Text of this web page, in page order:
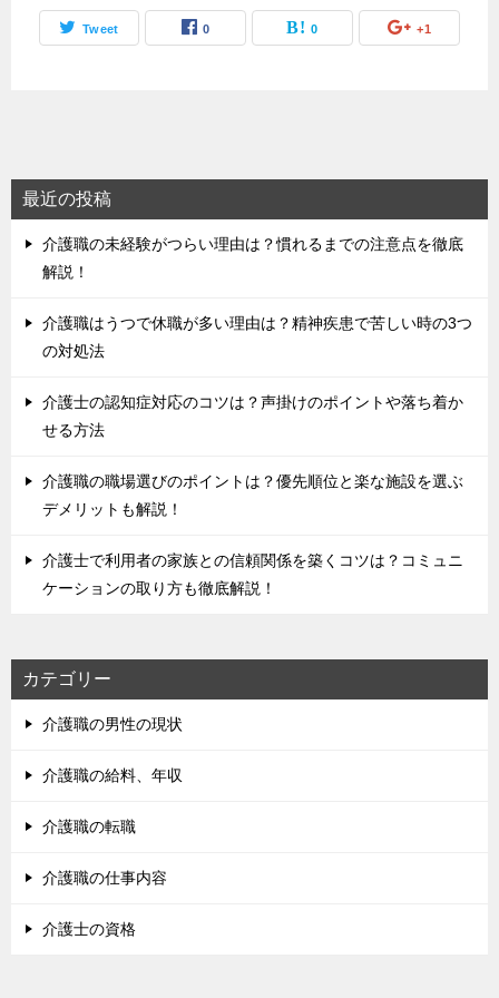
Tweet 0 0 +1
最近の投稿
介護職の未経験がつらい理由は？慣れるまでの注意点を徹底
解説！
介護職はうつで休職が多い理由は？精神疾患で苦しい時の3つ
の対処法
介護士の認知症対応のコツは？声掛けのポイントや落ち着か
せる方法
介護職の職場選びのポイントは？優先順位と楽な施設を選ぶ
デメリットも解説！
介護士で利用者の家族との信頼関係を築くコツは？コミュニ
ケーションの取り方も徹底解説！
カテゴリー
介護職の男性の現状
介護職の給料、年収
介護職の転職
介護職の仕事内容
介護士の資格